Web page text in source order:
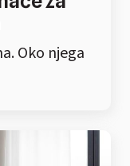
Oko njega